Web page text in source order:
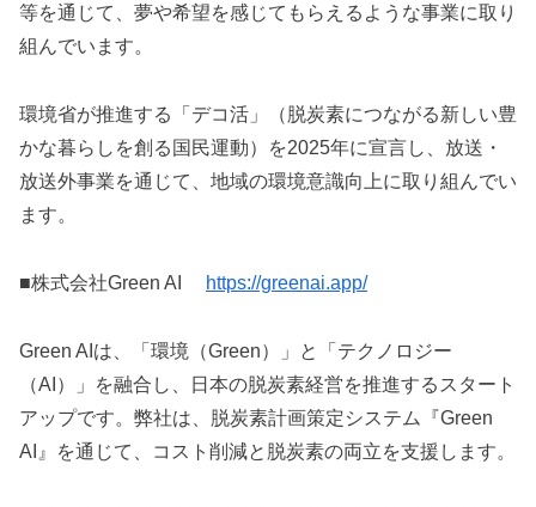
等を通じて、夢や希望を感じてもらえるような事業に取り
組んでいます。
環境省が推進する「デコ活」（脱炭素につながる新しい豊
かな暮らしを創る国民運動）を2025年に宣言し、放送・
放送外事業を通じて、地域の環境意識向上に取り組んでい
ます。
■株式会社Green AI https://greenai.app/
Green AIは、「環境（Green）」と「テクノロジー
（AI）」を融合し、日本の脱炭素経営を推進するスタート
アップです。弊社は、脱炭素計画策定システム『Green
AI』を通じて、コスト削減と脱炭素の両立を支援します。